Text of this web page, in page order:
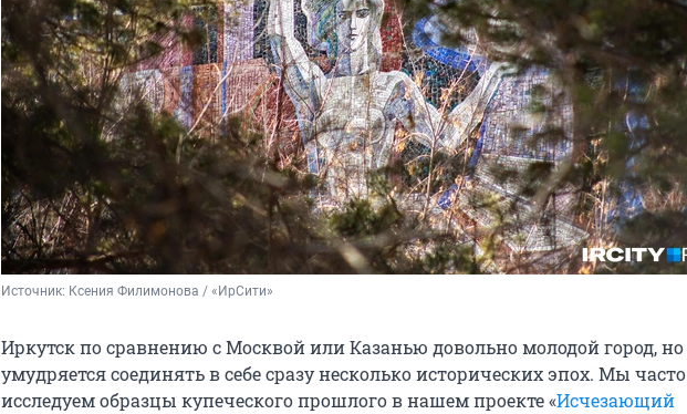
Источник: Ксения Филимонова / «ИрСити»
Иркутск по сравнению с Москвой или Казанью довольно молодой город, но
умудряется соединять в себе сразу несколько исторических эпох. Мы часто
исследуем образцы купеческого прошлого в нашем проекте «Исчезающий